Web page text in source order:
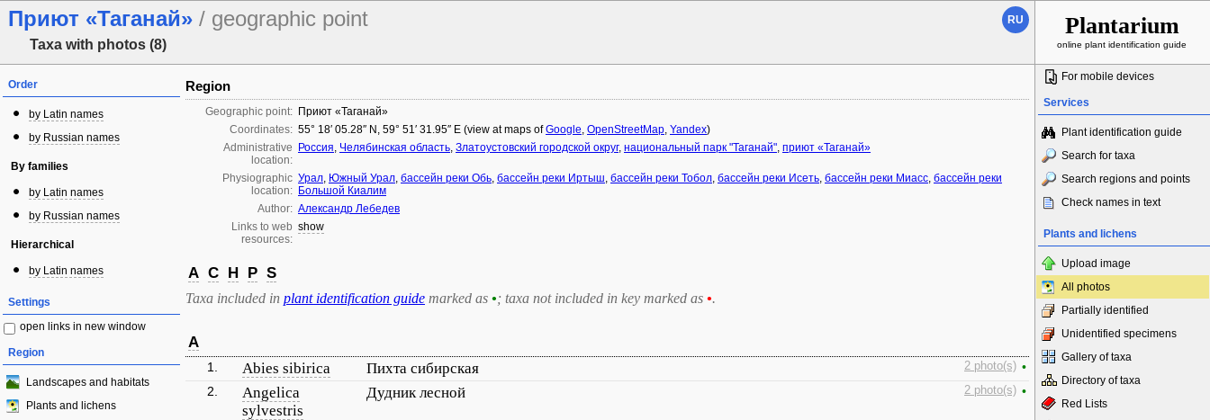
Приют «Таганай» / geographic point
Taxa with photos (8)
RU Plantarium
online plant identification guide
Order
by Latin names
by Russian names
By families
by Latin names
by Russian names
Hierarchical
by Latin names
Settings
open links in new window
Region
Landscapes and habitats
Plants and lichens
Region
Geographic point: Приют «Таганай»
Coordinates: 55° 18′ 05.28″ N, 59° 51′ 31.95″ E (view at maps ofGoogle, OpenStreetMap, Yandex)
Administrative
location:
Россия, Челябинская область, Златоустовский городской округ, национальный парк "Таганай", приют «Таганай»
Physiographic
location:
Урал, Южный Урал, бассейн реки Обь, бассейн реки Иртыш, бассейн реки Тобол, бассейн реки Исеть, бассейн реки Миасс, бассейн реки
Большой Киалим
Author: Александр Лебедев
Links to web
resources:
show
A C H P S
Taxa included in plant identification guide marked as •; taxa not included in key marked as •.
A
1. Abies sibirica Пихта сибирская 2 photo(s) •
2.
Angelica
sylvestris
Дудник лесной 2 photo(s) •
For mobile devices
Services
Plant identification guide
Search for taxa
Search regions and points
Check names in text
Plants and lichens
Upload image
All photos
Partially identified
Unidentified specimens
Gallery of taxa
Directory of taxa
Red Lists